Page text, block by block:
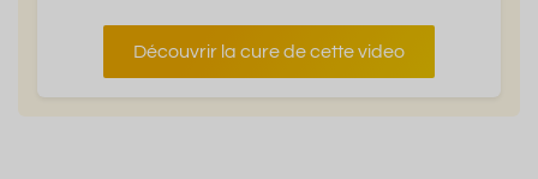
Découvrir la cure de cette video